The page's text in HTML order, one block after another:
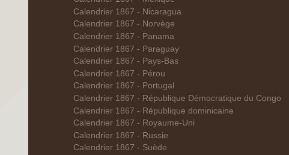
Calendrier 1867 - Nicaragua
Calendrier 1867 - Norvège
Calendrier 1867 - Panama
Calendrier 1867 - Paraguay
Calendrier 1867 - Pays-Bas
Calendrier 1867 - Pérou
Calendrier 1867 - Portugal
Calendrier 1867 - République Démocratique du Congo
Calendrier 1867 - République dominicaine
Calendrier 1867 - Royaume-Uni
Calendrier 1867 - Russie
Calendrier 1867 - Suède